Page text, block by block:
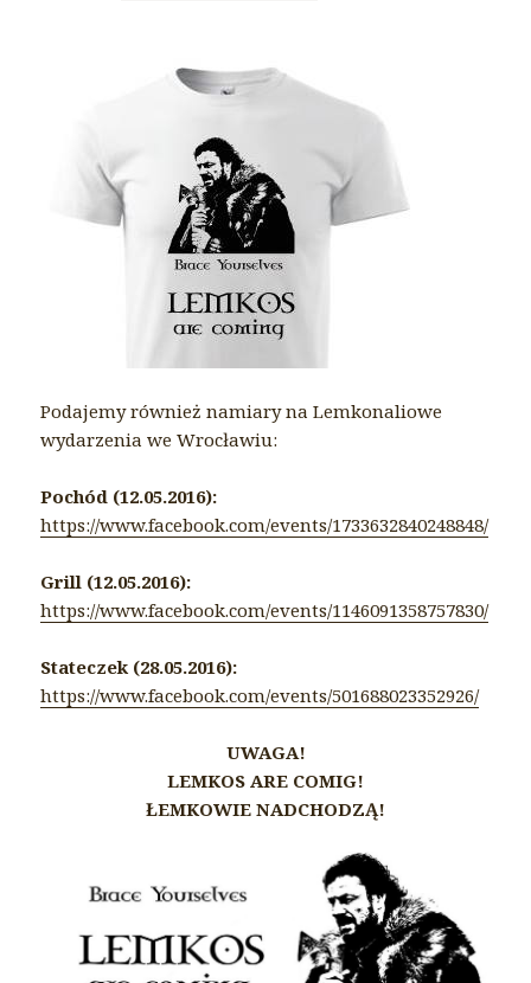
Podajemy również namiary na Lemkonaliowe
wydarzenia we Wrocławiu:
Pochód (12.05.2016):
https://www.facebook.com/events/1733632840248848/
Grill (12.05.2016):
https://www.facebook.com/events/1146091358757830/
Stateczek (28.05.2016):
https://www.facebook.com/events/501688023352926/
UWAGA!
LEMKOS ARE COMIG!
ŁEMKOWIE NADCHODZĄ!